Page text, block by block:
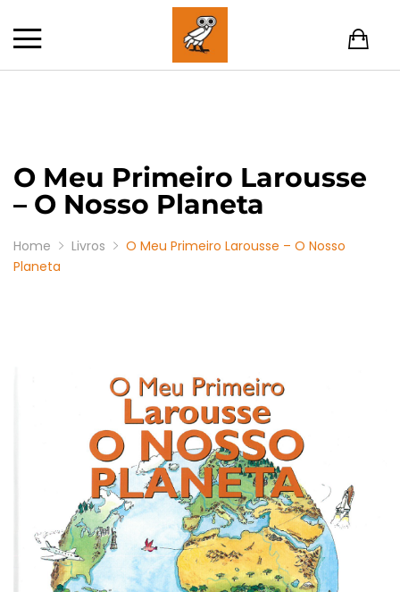
O Meu Primeiro Larousse
– O Nosso Planeta
Home Livros
O Meu Primeiro Larousse – O Nosso
Planeta